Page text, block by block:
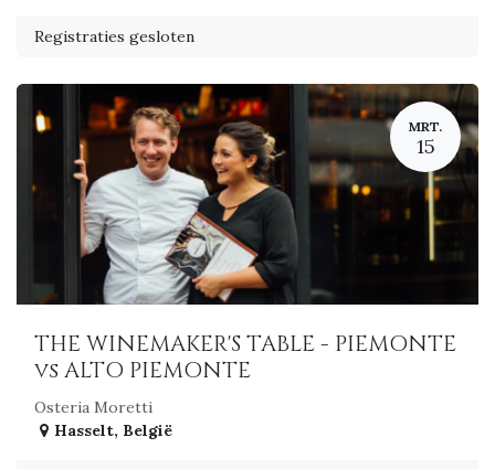
Registraties gesloten
MRT.
15
THE WINEMAKER'S TABLE - PIEMONTE
vs ALTO PIEMONTE
Osteria Moretti
Hasselt, België